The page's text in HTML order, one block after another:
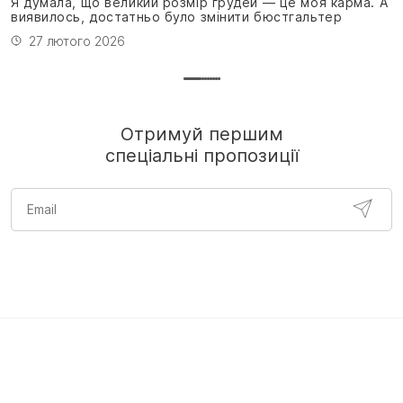
виявилось, достатньо було змінити бюстгальтер
27 лютого 2026
Отримуй першим
спеціальні пропозиції